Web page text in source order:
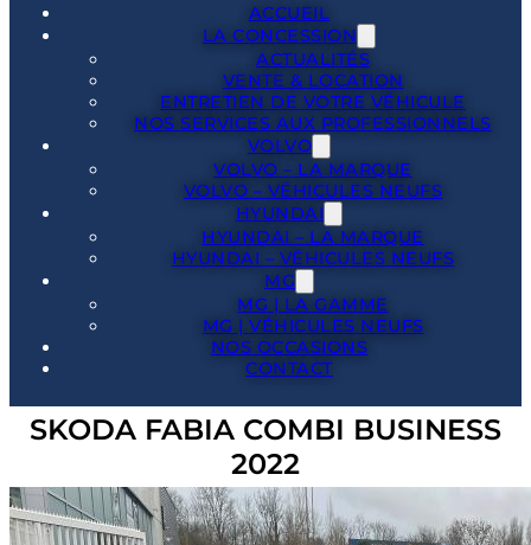
ACCUEIL
LA CONCESSION
ACTUALITÉS
VENTE & LOCATION
ENTRETIEN DE VOTRE VÉHICULE
NOS SERVICES AUX PROFESSIONNELS
VOLVO
VOLVO – LA MARQUE
VOLVO – VÉHICULES NEUFS
HYUNDAI
HYUNDAI – LA MARQUE
HYUNDAI – VÉHICULES NEUFS
MG
MG | LA GAMME
MG | VÉHICULES NEUFS
NOS OCCASIONS
CONTACT
SKODA FABIA COMBI BUSINESS
2022